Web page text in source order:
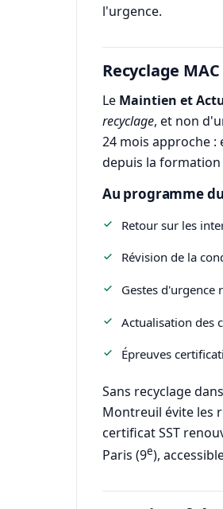
l'urgence.
Recyclage
Le Maintien et
recyclage, et non
24 mois approche :
depuis la formation
Au programme du
Retour sur les
Révision de la
Gestes d'urgence
Actualisation des
Épreuves
Sans recyclage
Montreuil évite les
certificat SST
Paris (9e),